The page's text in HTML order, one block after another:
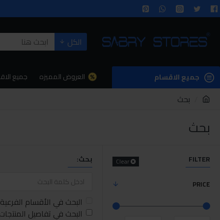
الكل
جميع الاقسام العروض المميزه جميع
بحث
بحث
FILTER
Clear
PRICE
بحث:
البحث في الأقسام الفرعية
البحث في تفاصيل